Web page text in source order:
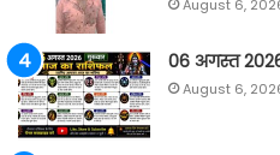
August 6,
06 अगस्त
August 6,